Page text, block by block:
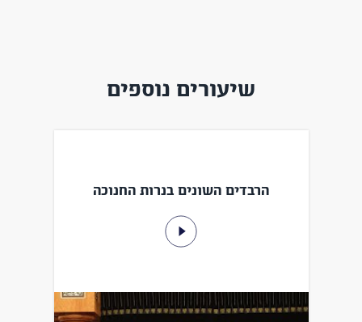
שיעורים נוספים
הרבדים השונים בנרות החנוכה